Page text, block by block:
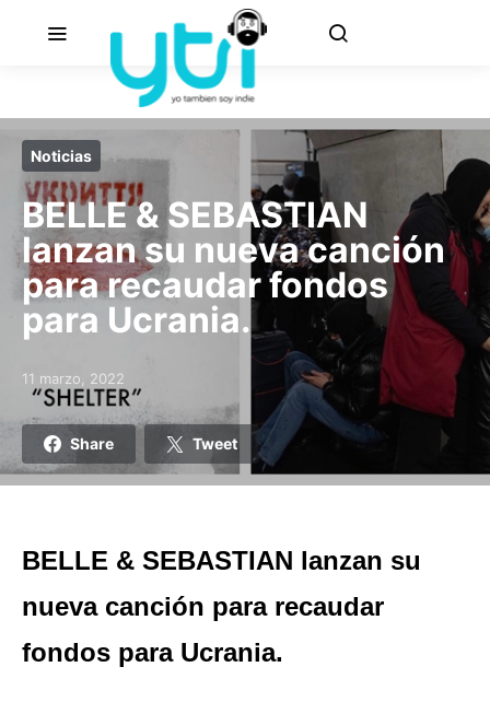
Noticias
BELLE & SEBASTIAN
lanzan su nueva canción
para recaudar fondos
para Ucrania.
Posted on
11 marzo, 2022
Share Tweet
BELLE & SEBASTIAN lanzan su
nueva canción para recaudar
fondos para Ucrania.